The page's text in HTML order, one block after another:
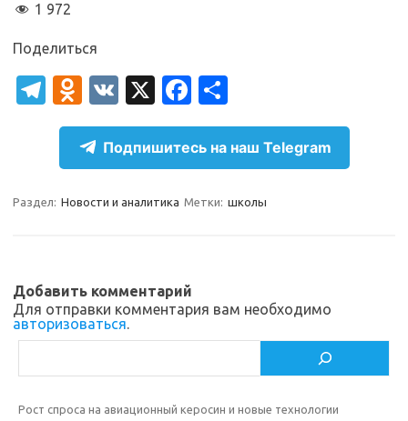
1 972
Поделиться
T
el
gr
a
O
d
n
o
kl
ik
i
V
K
X
Fa
c
e
b
o
т
п
р
а
ь
Подпишитесь на наш Telegram
Раздел: Новости и аналитика Метки: школы
Добавить комментарий
Для отправки комментария вам необходимо
авторизоваться.
Рост спроса на авиационный керосин и новые технологии